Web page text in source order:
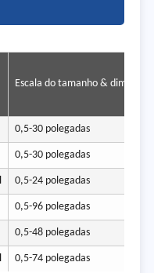
Escala do tamanho &
0,5-30 polegadas
0,5-30 polegadas
0,5-24 polegadas
0,5-96 polegadas
0,5-48 polegadas
0,5-74 polegadas